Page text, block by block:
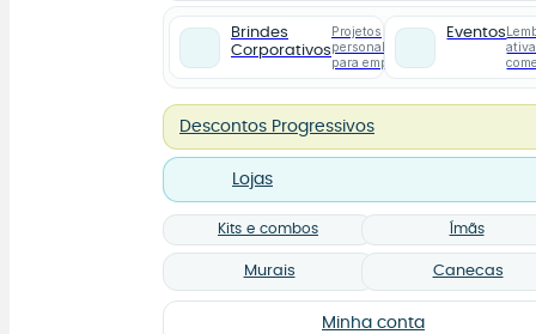
Brindes
Corporativos
Projetos
personalizados
para empresas
Eventos
Descontos Progressivos
Lojas
Kits e combos Ímãs
Murais Canecas
Minha conta